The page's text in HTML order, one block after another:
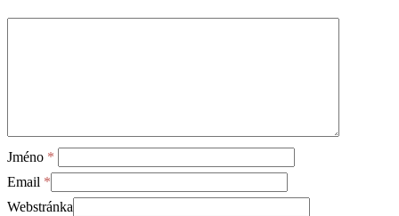
Jméno *
Email *
Webstránka